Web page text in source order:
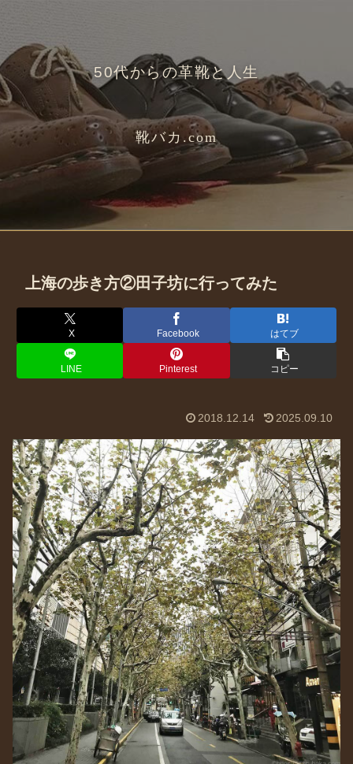
50代からの革靴と人生
靴バカ.com
上海の歩き方②田子坊に行ってみた
X Facebook はてブ
LINE Pinterest コピー
2018.12.14 2025.09.10